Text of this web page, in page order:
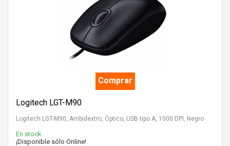
Comprar
Logitech LGT-M90
Logitech LGT-M90, Ambidextro, Óptico, USB tipo A, 1000 DPI, Negro
En stock
¡Disponible sólo Online!